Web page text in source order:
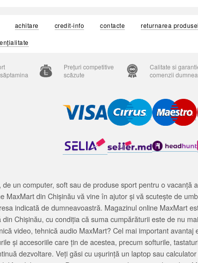
achitare credit-info contacte
returnarea
Prețuri competitive
scăzute
Calitate si
comenzii
un computer, soft sau de produse sport pentru o
MaxMart din Chișinău vă vine în ajutor și vă scutește de
indicată de dumneavoastră. Magazinul online MaxMart
Chișinău, cu condiția că suma cumpărăturii este de nu
video, tehnică audio MaxMart? Cel mai important
și accesoriile care țin de acestea, precum softurile,
dezvoltare. Veți găsi cu ușurință un laptop sau